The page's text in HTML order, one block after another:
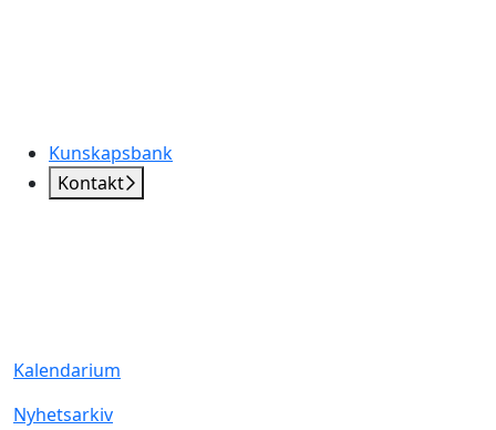
Kunskapsbank
Kontakt
Kalendarium
Nyhetsarkiv